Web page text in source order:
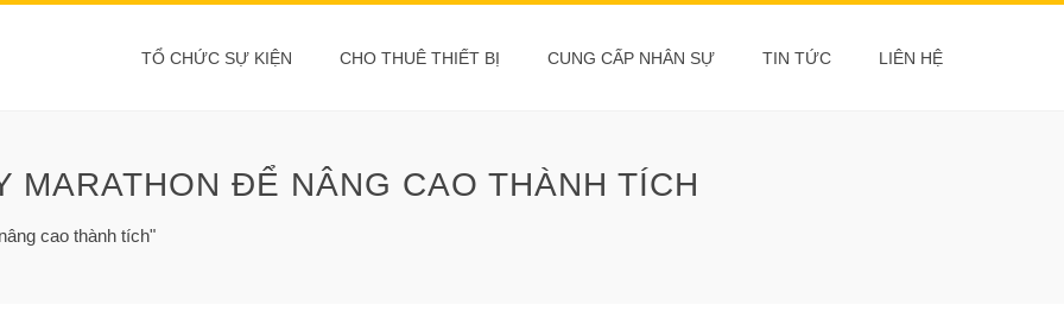
TỔ CHỨC SỰ KIỆN CHO THUÊ THIẾT BỊ CUNG CẤP NHÂN SỰ TIN TỨC LIÊN HỆ
MARATHON ĐỂ NÂNG CAO THÀNH TÍCH
cao thành tích"